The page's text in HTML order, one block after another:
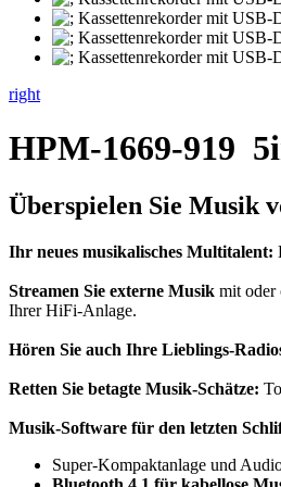
right
HPM-1669-919
Überspielen Sie Musik
Ihr neues musikalisches Multitalent:
Streamen Sie externe Musik mit oder
Ihrer HiFi-Anlage.
Hören Sie auch Ihre Lieblings-
Retten Sie betagte Musik-Schätze:
Musik-Software für den letzten
Super-Kompaktanlage und